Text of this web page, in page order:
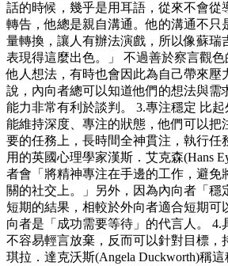
話的時候，幾乎是用耳語，從來不會從
轉告，他總是親自溝通。他的溝通不只
量轉換，讓人有辦法演戲，所以像蘇瑞
表現得這麼出色。」 不過善於察言觀
他人想法，有時也會因此為自己帶來壓
說，內向者總可以知道他們的想法與需
能力非常有利於談判。 3.專注穩定 比
能維持深度、專注的狀態，他們可以把
要的任務上，長時間全神貫注，執行任
用的英國心理學家漢斯．艾克森(Hans
者會「將精神專注在手邊的工作，避免
關的社交上。」另外，因為內向者「穩
短期的結果，相較於外向者適合短期可
向者是「成功需要等待」的代言人。 4.
不容易輕言放棄，反而可以針對目標，
琪拉．達克沃斯(Angela Duckworth)稱這